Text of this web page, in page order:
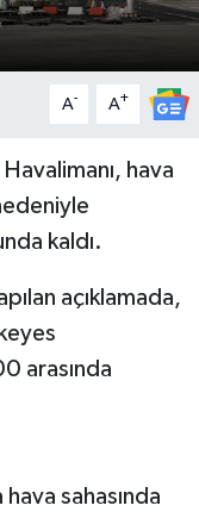
A- A+
hava
kaldı.
açıklamada,
arasında
sahasında